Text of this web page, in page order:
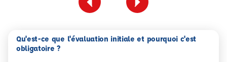
Qu'est-ce que l'évaluation initiale et pourquoi c'est
obligatoire ?